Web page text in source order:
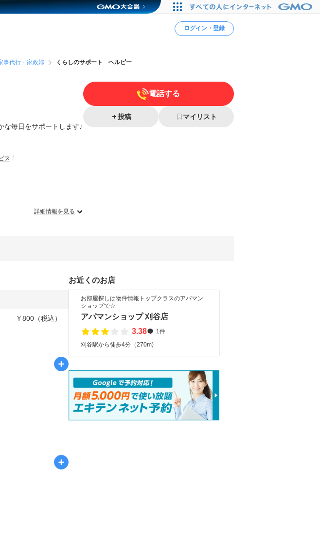
ログイン・登録
事代行・家政婦 くらしのサポート ヘルピー
な毎日をサポートします♪
ス
詳細情報を見る
電話する
投稿 マイリスト
￥800（税込）
お近くのお店
お部屋探しは物件情報トップクラスのアパマン
ショップで☆
アパマンショップ 刈谷店
3.38
1件
刈谷駅から徒歩4分（270m)